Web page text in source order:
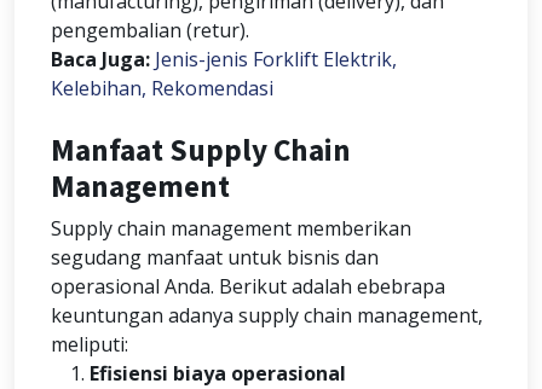
pengembalian (retur).
Baca Juga: Jenis-jenis Forklift Elektrik,
Kelebihan, Rekomendasi
Manfaat Supply Chain
Management
Supply chain management memberikan
segudang manfaat untuk bisnis dan
operasional Anda. Berikut adalah ebebrapa
keuntungan adanya supply chain management,
meliputi:
Efisiensi biaya operasional